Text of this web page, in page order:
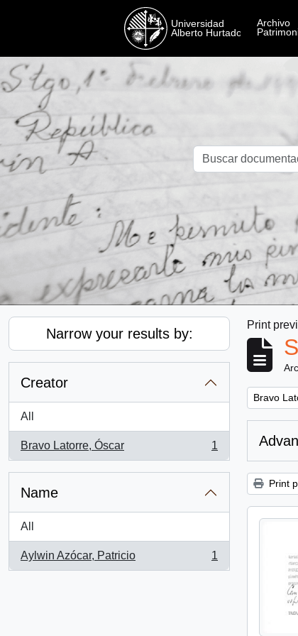
Narrow your results by:
Creator
All
Bravo Latorre, Óscar
, 1 results
1
Name
All
Aylwin Azócar, Patricio
, 1 results
1
Print
Remove
Bravo
Print